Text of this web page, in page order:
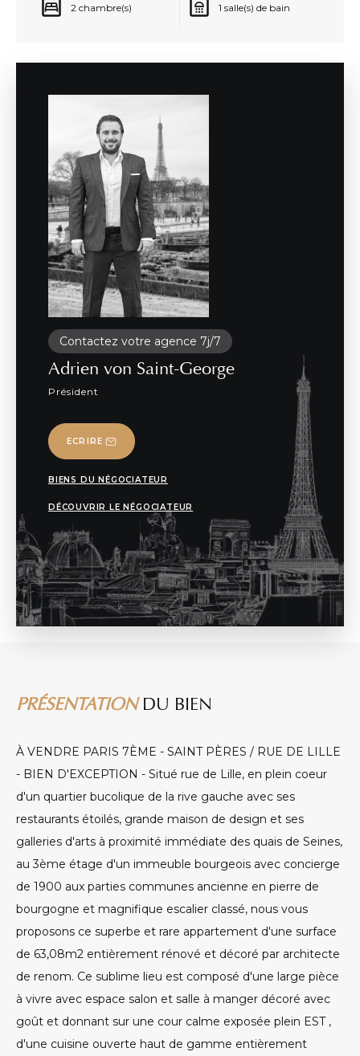
2 chambre(s) 1 salle(s) de bain
Contactez votre agence 7j/7
Adrien von Saint-George
Président
ECRIRE
BIENS DU NÉGOCIATEUR
DÉCOUVRIR LE NÉGOCIATEUR
PRÉSENTATIONDU BIEN
À VENDRE PARIS 7ÈME - SAINT PÈRES / RUE DE LILLE
- BIEN D'EXCEPTION - Situé rue de Lille, en plein coeur
d'un quartier bucolique de la rive gauche avec ses
restaurants étoilés, grande maison de design et ses
galleries d'arts à proximité immédiate des quais de Seines,
au 3ème étage d'un immeuble bourgeois avec concierge
de 1900 aux parties communes ancienne en pierre de
bourgogne et magnifique escalier classé, nous vous
proposons ce superbe et rare appartement d'une surface
de 63,08m2 entièrement rénové et décoré par architecte
de renom. Ce sublime lieu est composé d'une large pièce
à vivre avec espace salon et salle à manger décoré avec
goût et donnant sur une cour calme exposée plein EST ,
d'une cuisine ouverte haut de gamme entièrement